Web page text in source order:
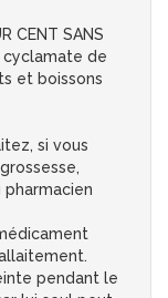
CENT SANS
cyclamate de
et boissons
si vous
pendant le